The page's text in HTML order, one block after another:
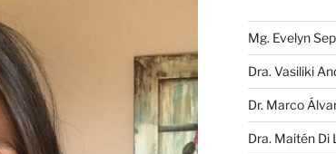
Mg. Evelyn
Dra. Vasiliki
Dr. Marco
Dra. Maitén Di